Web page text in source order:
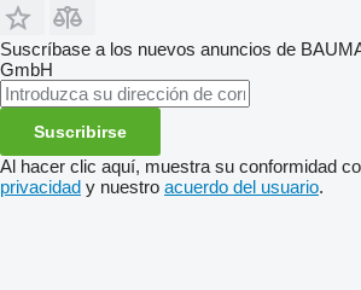
Suscríbase a los nuevos anuncios de
GmbH
Suscribirse
Al hacer clic aquí, muestra su conformidad
privacidad y nuestro acuerdo del usuario.